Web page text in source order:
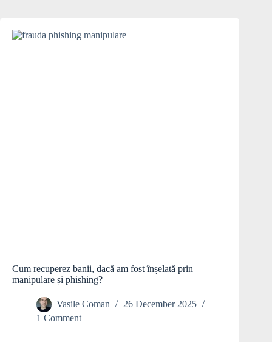
Cum recuperez banii, dacă am fost înșelată prin
manipulare și phishing?
Vasile Coman
26 December 2025
1 Comment